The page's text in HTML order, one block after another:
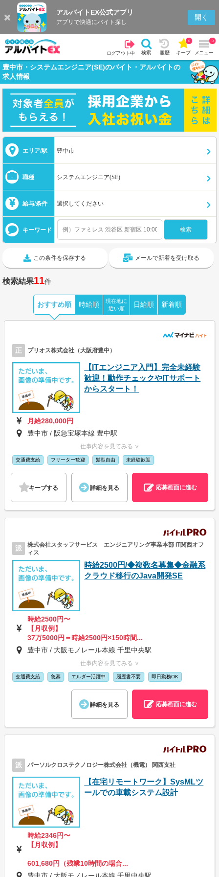
アルバイトEX公式アプリ
アプリで快適にバイト探し
開く
ログアウト中 検索 履歴 キープ
0
メニュー
0
豊中市・システムエンジニア(SE)のバイト・アルバイトの
求人情報
エリア/駅 豊中市
職種 システムエンジニア(SE)
給与/条件 選択してください
キーワード
この条件を保存する メールで新着を受け取る
検索結果11件
おすすめ順 時給順
現在地に
近い順
日給順 新着順
正 プリオス株式会社（大阪府豊中）
【ITエンジニア入門】完全未経験
歓迎！動作チェックやITサポート
からスタート！
月給280,000円
豊中市 / 阪急宝塚本線 豊中駅
仕事内容を見てみる ∨
交通費支給 フリーター歓迎 髪型自由 未経験歓迎
キープする 詳細を見る 応募画面に進む
派
株式会社スタッフサービス エンジニアリング事業本部 IT関西オフ
ィス
時給2500円/◆複数名募集◆金融系
クラウド移行のJava開発SE
時給2500円〜
【月収例】
37万5000円＝時給2500円×150時間...
豊中市 / 大阪モノレール本線 千里中央駅
仕事内容を見てみる ∨
交通費支給 急募 エルダー活躍中 履歴書不要 即日勤務OK
詳細を見る 応募画面に進む
派 パーソルクロステクノロジー株式会社（機電） 関西支社
【在宅リモートワーク】SysMLツ
ールでの車載システム設計
時給2346円〜
【月収例】
601,680円（残業10時間の場合...